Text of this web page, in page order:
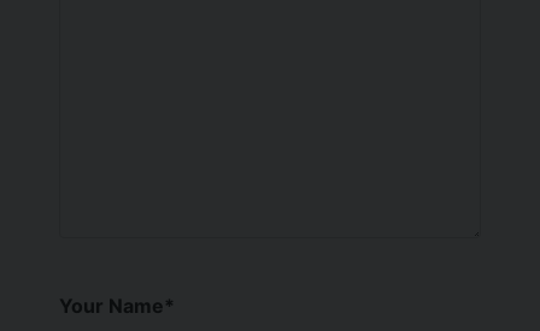
Your Name*